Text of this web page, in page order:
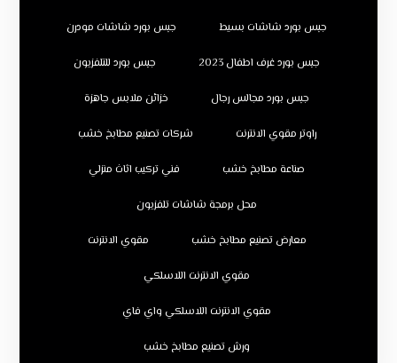
جبس بورد شاشات بسيط جبس بورد شاشات مودرن
جبس بورد غرف اطفال 2023 جبس بورد للتلفزيون
جبس بورد مجالس رجال خزائن ملابس جاهزة
راوتر مقوي الانترنت شركات تصنيع مطابخ خشب
صناعة مطابخ خشب فني تركيب اثاث منزلي
محل برمجة شاشات تلفزيون
معارض تصنيع مطابخ خشب مقوي الانترنت
مقوي الانترنت اللاسلكي
مقوي الانترنت اللاسلكي واي فاي
ورش تصنيع مطابخ خشب